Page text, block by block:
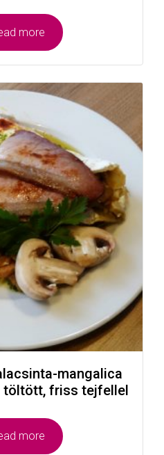
more
mangalica
töltött, friss tejfellel
more